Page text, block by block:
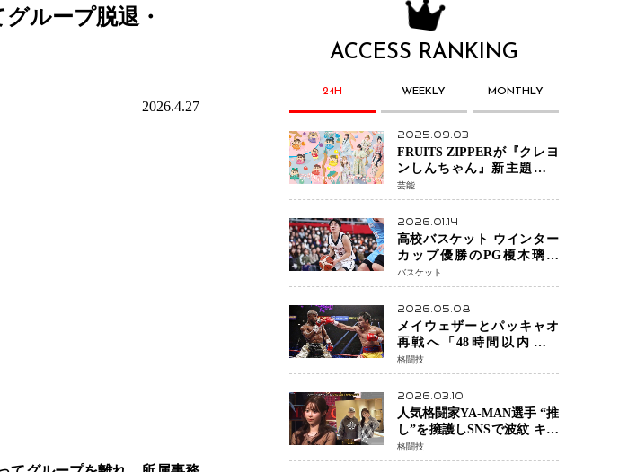
ループ脱退・
2026.4.27
ACCESS RANKING
24H WEEKLY MONTHLY
2025.09.03
FRUITS ZIPPERが『クレヨ
ンしんちゃん』新主題歌を
担当
芸能
2026.01.14
高校バスケット ウインター
カップ優勝のPG榎木璃旺
（えのき・りお）がプロの
現場へ―。
バスケット
2026.05.08
メイウェザーとパッキャオ
再戦へ「48時間以内に決
着」公式戦かエキシビショ
ンか混迷続く
格闘技
2026.03.10
人気格闘家YA-MAN選手 “推
し”を擁護しSNSで波紋 キャ
バクラ番組騒動に参戦…結
果的にPR効果も？
格闘技